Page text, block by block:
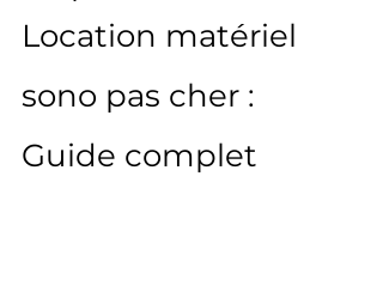
Location matériel
sono pas cher :
Guide complet